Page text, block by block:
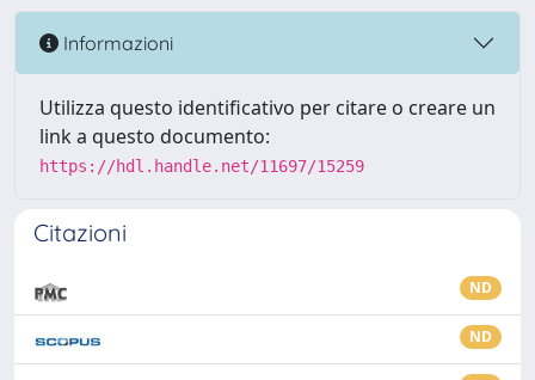
Informazioni
Utilizza questo identificativo per citare o creare un
link a questo documento:
https://hdl.handle.net/11697/15259
Citazioni
ND
ND